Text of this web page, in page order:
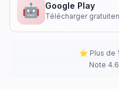
🤖 Google Play
Télécharger
⭐ Plus de
Note